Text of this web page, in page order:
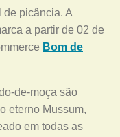
de picância. A
a partir de 02 de
Bom de
de-moça são
eterno Mussum,
em todas as